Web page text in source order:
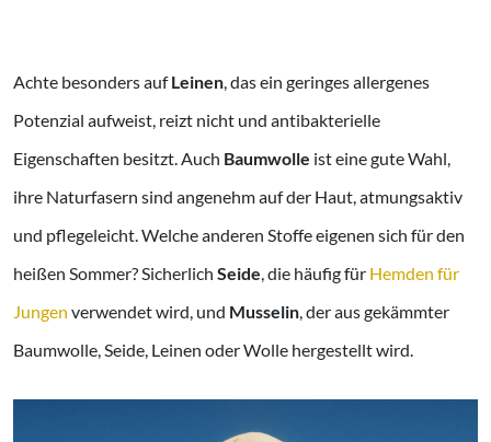
Achte besonders aufLeinen, das ein geringes allergenes
Potenzial aufweist, reizt nicht und antibakterielle
Eigenschaften besitzt. Auch Baumwolle ist eine gute Wahl,
ihre Naturfasern sind angenehm auf der Haut, atmungsaktiv
und pflegeleicht. Welche anderen Stoffe eigenen sich für den
heißen Sommer? Sicherlich Seide, die häufig für Hemden für
Jungen verwendet wird, und Musselin, der aus gekämmter
Baumwolle, Seide, Leinen oder Wolle hergestellt wird.